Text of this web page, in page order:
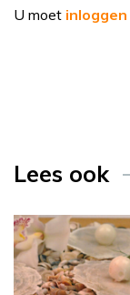
U moet inloggen
Lees ook